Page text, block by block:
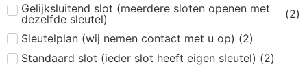
Gelijksluitend slot (meerdere sloten openen met
dezelfde sleutel)
(2)
Sleutelplan (wij nemen contact met u op) (2)
Standaard slot (ieder slot heeft eigen sleutel) (2)